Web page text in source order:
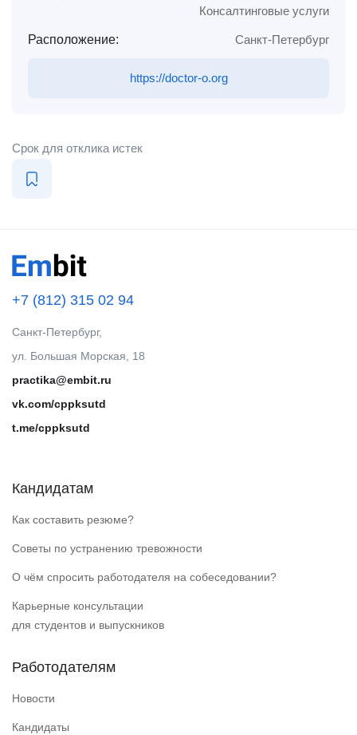
Консалтинговые услуги
Расположение: Санкт-Петербург
https://doctor-o.org
Срок для отклика истек
+7 (812) 315 02 94
Санкт-Петербург,
ул. Большая Морская, 18
practika@embit.ru
vk.com/cppksutd
t.me/cppksutd
Кандидатам
Как составить резюме?
Советы по устранению тревожности
О чём спросить работодателя на собеседовании?
Карьерные консультации
для студентов и выпускников
Работодателям
Новости
Кандидаты